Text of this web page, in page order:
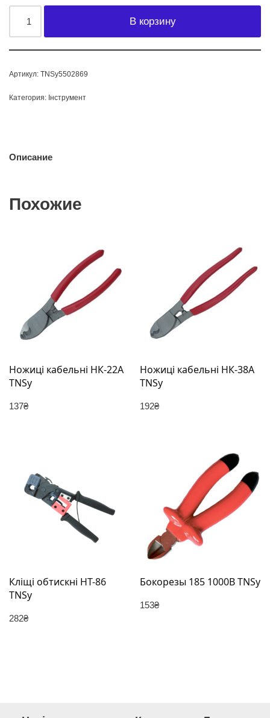
В корзину
Артикул: TNSy5502869
Категория: Інструмент
Описание
Похожие
Ножиці кабельні НК-22A
TNSy
137₴
Ножиці кабельні НК-38A
TNSy
192₴
Кліщі обтискні HT-86
TNSy
282₴
Бокорезы 185 1000В TNSy
153₴